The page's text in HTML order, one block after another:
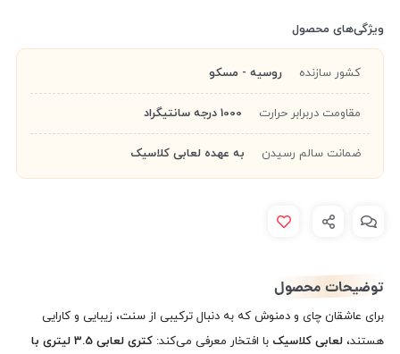
ویژگی‌های محصول
کشور سازنده روسیه - مسکو
مقاومت دربرابر حرارت 1000 درجه سانتیگراد
ضمانت سالم رسیدن به عهده لعابی کلاسیک
توضیحات محصول
برای عاشقان چای و دمنوش که به دنبال ترکیبی از سنت، زیبایی و کارایی
هستند، لعابی کلاسیک با افتخار معرفی می‌کند:
کتری لعابی 3.5 لیتری با